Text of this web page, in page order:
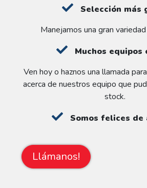
Selección más
Manejamos una gran
Muchos equipos
Ven hoy o haznos una llamada
acerca de nuestros equipo que
stock.
Somos felices de
Llámanos!